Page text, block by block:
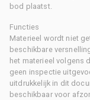
bod plaatst.
Functies
Materieel wordt niet
beschikbare
het materieel volgens
geen inspectie
uitdrukkelijk in dit
beschikbaar voor